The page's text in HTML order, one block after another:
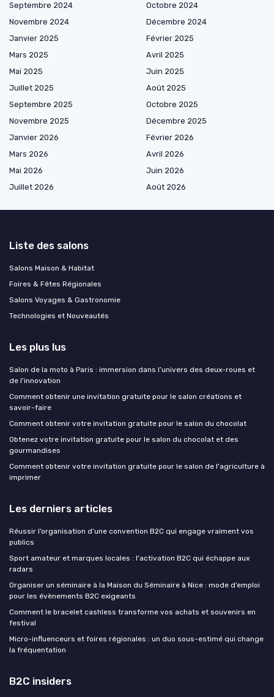
Septembre 2024
Octobre 2024
Novembre 2024
Décembre 2024
Janvier 2025
Février 2025
Mars 2025
Avril 2025
Mai 2025
Juin 2025
Juillet 2025
Août 2025
Septembre 2025
Octobre 2025
Novembre 2025
Décembre 2025
Janvier 2026
Février 2026
Mars 2026
Avril 2026
Mai 2026
Juin 2026
Juillet 2026
Août 2026
Liste des salons
Salons Maison & Habitat
Foires & Fêtes Régionales
Salons Voyages & Gastronomie
Technologies et Nouveautés
Les plus lus
Salon de la moto à Paris : immersion dans l’univers des deux-roues et
de l’innovation
Comment obtenir une invitation gratuite pour le salon créations et
savoir-faire
Comment obtenir votre invitation gratuite pour le salon du chocolat
Obtenez votre invitation gratuite pour le salon du chocolat et des
gourmandises
Comment obtenir votre invitation gratuite pour le salon de l'agriculture à
imprimer
Les derniers articles
Réussir l’organisation d’une convention B2C qui engage vraiment vos
publics
Sport amateur et marques locales : l'activation B2C qui échappe aux
radars
Organiser un séminaire à la Maison du Séminaire à Nice : mode d’emploi
pour les évènements B2C exigeants
Comment le bracelet cashless transforme vos achats et souvenirs en
festival
Micro-influenceurs et foires régionales : un duo sous-estimé qui change
la fréquentation
B2C insiders